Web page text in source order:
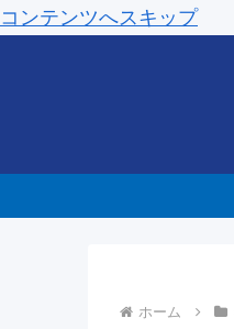
コンテンツへスキップ
ホーム